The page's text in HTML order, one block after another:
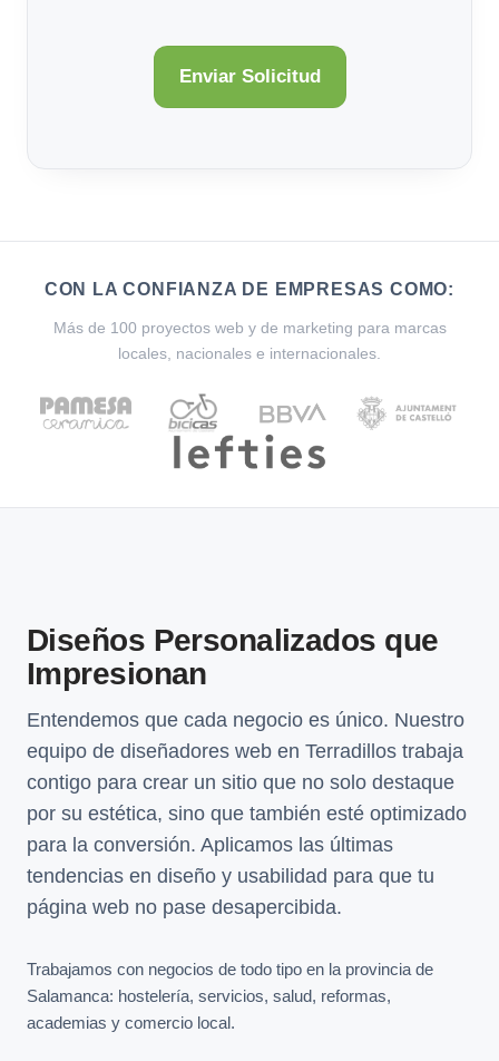
CON LA CONFIANZA DE EMPRESAS COMO:
Más de 100 proyectos web y de marketing para marcas
locales, nacionales e internacionales.
Diseños Personalizados que
Impresionan
Entendemos que cada negocio es único. Nuestro
equipo de diseñadores web en Terradillos trabaja
contigo para crear un sitio que no solo destaque
por su estética, sino que también esté optimizado
para la conversión. Aplicamos las últimas
tendencias en diseño y usabilidad para que tu
página web no pase desapercibida.
Trabajamos con negocios de todo tipo en la provincia de
Salamanca: hostelería, servicios, salud, reformas,
academias y comercio local.